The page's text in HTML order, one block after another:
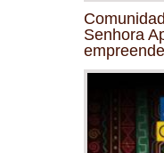
Senhora